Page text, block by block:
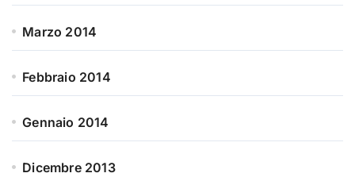
Marzo 2014
Febbraio 2014
Gennaio 2014
Dicembre 2013